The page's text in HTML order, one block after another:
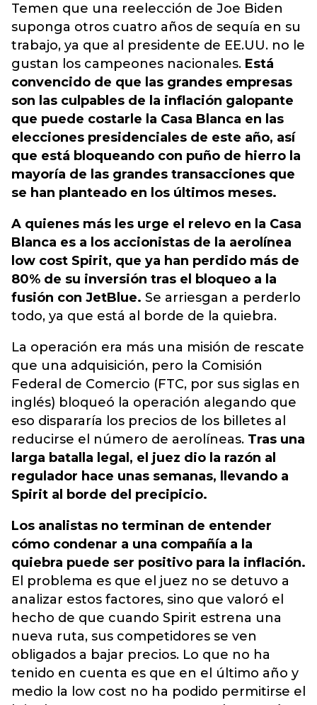
Temen que una reelección de Joe Biden
suponga otros cuatro años de sequía en su
trabajo, ya que al presidente de EE.UU. no le
gustan los campeones nacionales. Está
convencido de que las grandes empresas
son las culpables de la inflación galopante
que puede costarle la Casa Blanca en las
elecciones presidenciales de este año, así
que está bloqueando con puño de hierro la
mayoría de las grandes transacciones que
se han planteado en los últimos meses.
A quienes más les urge el relevo en la Casa
Blanca es a los accionistas de la aerolínea
low cost Spirit, que ya han perdido más de
80% de su inversión tras el bloqueo a la
fusión con JetBlue. Se arriesgan a perderlo
todo, ya que está al borde de la quiebra.
La operación era más una misión de rescate
que una adquisición, pero la Comisión
Federal de Comercio (FTC, por sus siglas en
inglés) bloqueó la operación alegando que
eso dispararía los precios de los billetes al
reducirse el número de aerolíneas. Tras una
larga batalla legal, el juez dio la razón al
regulador hace unas semanas, llevando a
Spirit al borde del precipicio.
Los analistas no terminan de entender
cómo condenar a una compañía a la
quiebra puede ser positivo para la inflación.
El problema es que el juez no se detuvo a
analizar estos factores, sino que valoró el
hecho de que cuando Spirit estrena una
nueva ruta, sus competidores se ven
obligados a bajar precios. Lo que no ha
tenido en cuenta es que en el último año y
medio la low cost no ha podido permitirse el